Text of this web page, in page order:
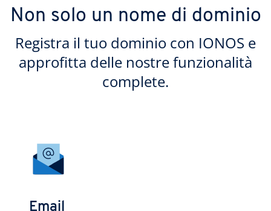
Non solo un nome di dominio
Registra il tuo dominio con IONOS e
approfitta delle nostre funzionalità
complete.
Email